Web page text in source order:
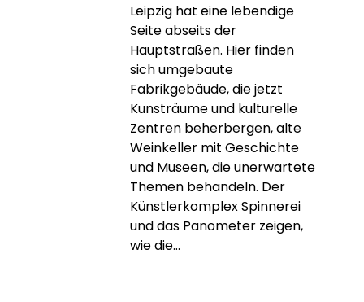
Leipzig hat eine lebendige
Seite abseits der
Hauptstraßen. Hier finden
sich umgebaute
Fabrikgebäude, die jetzt
Kunsträume und kulturelle
Zentren beherbergen, alte
Weinkeller mit Geschichte
und Museen, die unerwartete
Themen behandeln. Der
Künstlerkomplex Spinnerei
und das Panometer zeigen,
wie die...